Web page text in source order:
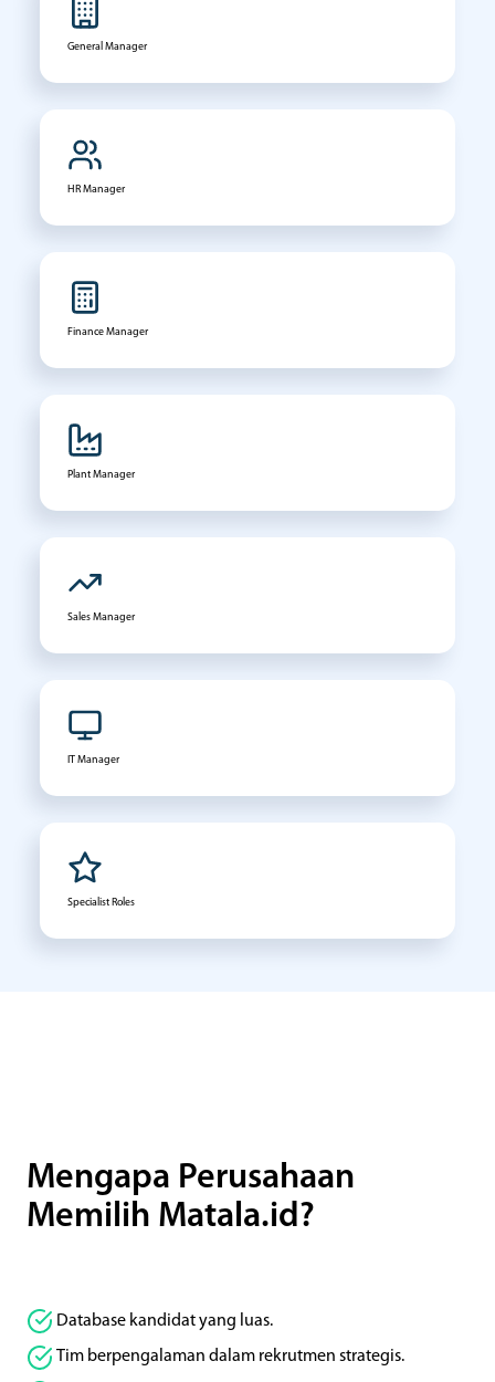
General Manager
HR Manager
Finance Manager
Plant Manager
Sales Manager
IT Manager
Specialist Roles
Mengapa Perusahaan
Memilih Matala.id?
Database kandidat yang luas.
Tim berpengalaman dalam rekrutmen strategis.